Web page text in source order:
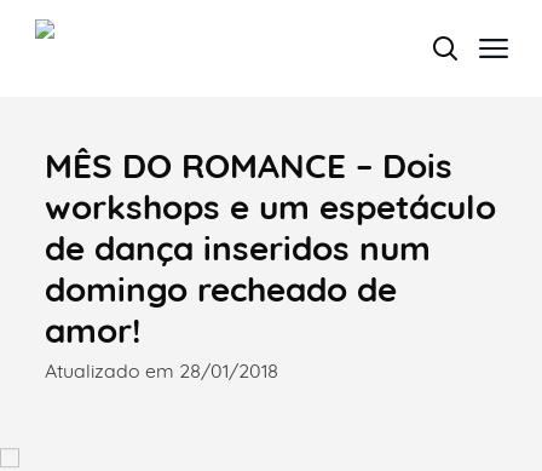
Termo de Pesquisa
Categorias gerais
MÊS DO ROMANCE – Dois
workshops e um espetáculo
de dança inseridos num
domingo recheado de
amor!
Atualizado em 28/01/2018